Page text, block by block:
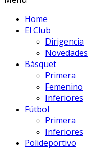
Home
El Club
Dirigencia
Novedades
Básquet
Primera
Femenino
Inferiores
Fútbol
Primera
Inferiores
Polideportivo